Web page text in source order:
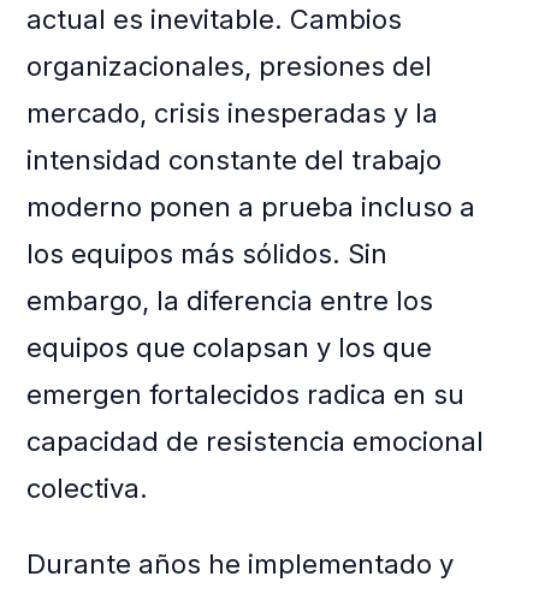
actual es inevitable. Cambios
organizacionales, presiones del
mercado, crisis inesperadas y la
intensidad constante del trabajo
moderno ponen a prueba incluso a
los equipos más sólidos. Sin
embargo, la diferencia entre los
equipos que colapsan y los que
emergen fortalecidos radica en su
capacidad de resistencia emocional
colectiva.
Durante años he implementado y